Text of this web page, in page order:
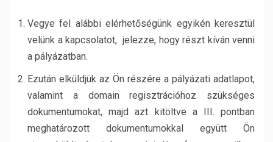
Vegye fel alábbi elérhetőségünk egyikén keresztül
velünk a kapcsolatot, jelezze, hogy részt kíván venni
a pályázatban.
Ezután elküldjük az Ön részére a pályázati adatlapot,
valamint a domain regisztrációhoz szükséges
dokumentumokat, majd azt kitöltve a III. pontban
meghatározott dokumentumokkal együtt Ön